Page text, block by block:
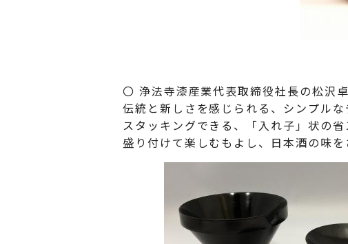
〇 浄法寺漆産業代表取締役社長の松沢
伝統と新しさを感じられる、シンプル
スタッキングできる、「入れ子」状の
盛り付けて楽しむもよし、日本酒の味